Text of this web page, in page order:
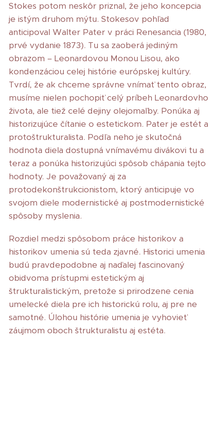
Stokes potom neskôr priznal, že jeho koncepcia
je istým druhom mýtu. Stokesov pohľad
anticipoval Walter Pater v práci Renesancia (1980,
prvé vydanie 1873). Tu sa zaoberá jediným
obrazom – Leonardovou Monou Lisou, ako
kondenzáciou celej histórie európskej kultúry.
Tvrdí, že ak chceme správne vnímať tento obraz,
musíme nielen pochopiť celý príbeh Leonardovho
života, ale tiež celé dejiny olejomaľby. Ponúka aj
historizujúce čítanie o estetickom. Pater je estét a
protoštrukturalista. Podľa neho je skutočná
hodnota diela dostupná vnímavému divákovi tu a
teraz a ponúka historizujúci spôsob chápania tejto
hodnoty. Je považovaný aj za
protodekonštrukcionistom, ktorý anticipuje vo
svojom diele modernistické aj postmodernistické
spôsoby myslenia.
Rozdiel medzi spôsobom práce historikov a
historikov umenia sú teda zjavné. Historici umenia
budú pravdepodobne aj naďalej fascinovaný
obidvoma prístupmi estetickým aj
štrukturalistickým, pretože si prirodzene cenia
umelecké diela pre ich historickú rolu, aj pre ne
samotné. Úlohou histórie umenia je vyhovieť
záujmom oboch štrukturalistu aj estéta.